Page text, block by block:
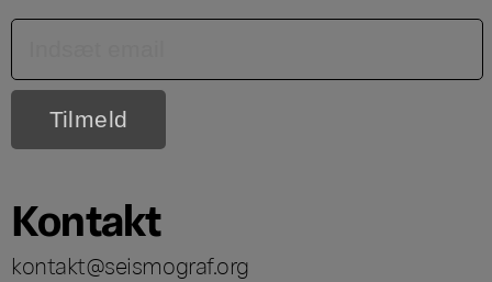
Kontakt
kontakt@seismograf.org